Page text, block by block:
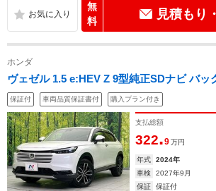
無
料
見積もり
ホンダ
ヴェゼル 1.5 e:HEV Z 9型純正SDナビ バッ
保証付 車両品質保証書付 購入プラン付き
支払総額
322.9 万円
年式 2024年
車検
2027年9月
保証
保証付